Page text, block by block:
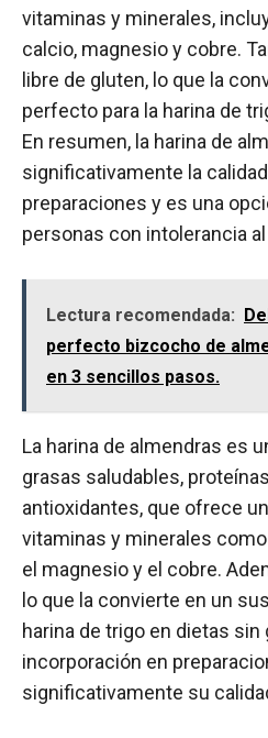
vitaminas y minerales,
calcio, magnesio y cobre.
libre de gluten, lo que la
perfecto para la harina de
En resumen, la harina de
significativamente la
preparaciones y es una
personas con intolerancia
Lectura recomendada:
perfecto bizcocho de
en 3 sencillos pasos.
La harina de almendras es
grasas saludables,
antioxidantes, que ofrece
vitaminas y minerales
el magnesio y el cobre.
lo que la convierte en un
harina de trigo en dietas sin
incorporación en
significativamente su